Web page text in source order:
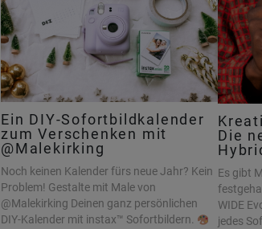
Ein DIY-Sofortbildkalender
zum Verschenken mit
@Malekirking
Noch keinen Kalender fürs neue Jahr? Kein
Problem! Gestalte mit Male von
@Malekirking Deinen ganz persönlichen
DIY-Kalender mit instax™ Sofortbildern.
Die
Es gibt
WIDE
jedes